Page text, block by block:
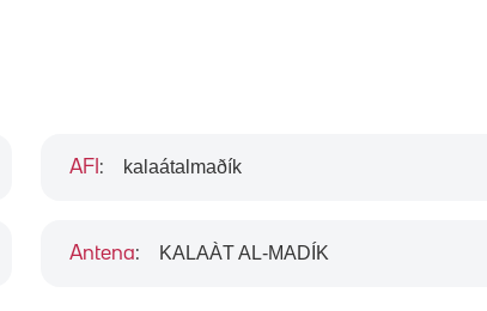
AFI : kalaátalmaðík
Antena: KALAÀT AL-MADÍK